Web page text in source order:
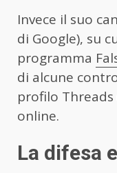
Invece il suo
di Google), su
programma
di alcune
profilo
online.
La difesa